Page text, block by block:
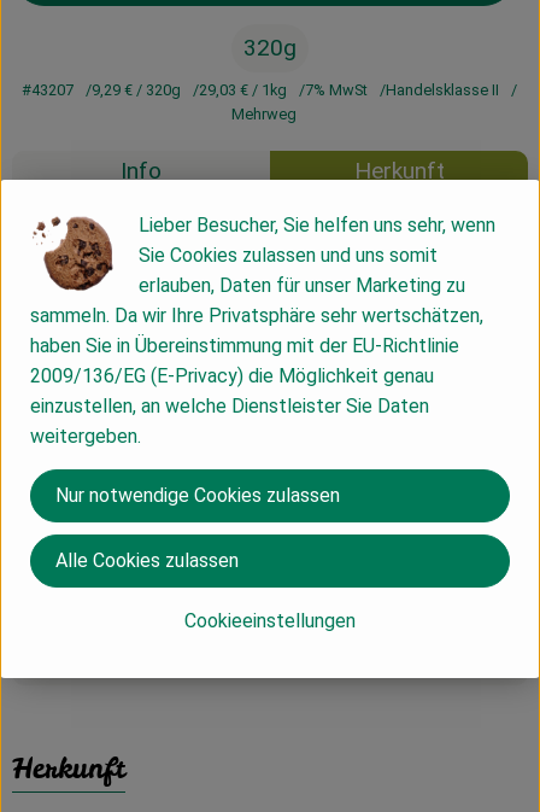
320g
#43207 9,29 €/ 320g 29,03 €/ 1kg 7% MwSt
Handelsklasse II
Mehrweg
Info Herkunft
Info
Produktinformationen
Zutaten
Nährwert-Info
Herkunft
Lieber Besucher, Sie helfen uns sehr, wenn
Sie Cookies zulassen und uns somit
erlauben, Daten für unser Marketing zu
sammeln. Da wir Ihre Privatsphäre sehr wertschätzen,
haben Sie in Übereinstimmung mit der EU-Richtlinie
2009/136/EG (E-Privacy) die Möglichkeit genau
einzustellen, an welche Dienstleister Sie Daten
weitergeben.
Cookieeinstellungen
Nur notwendige Cookies zulassen
Alle Cookies zulassen